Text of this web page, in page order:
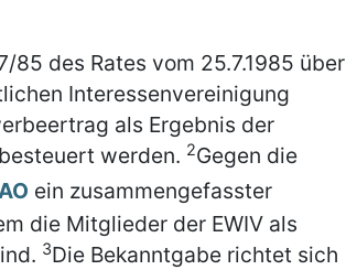
85 des Rates vom 25.7.1985 über
Interessenvereinigung
als Ergebnis der
werden. 2Gegen die
ein zusammengefasster
die Mitglieder der EWIV als
3Die Bekanntgabe richtet sich